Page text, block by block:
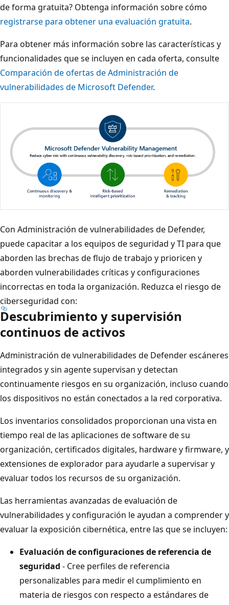
de forma gratuita? Obtenga información sobre cómo
registrarse para obtener una evaluación gratuita.
Para obtener más información sobre las características y
funcionalidades que se incluyen en cada oferta, consulte
Comparación de ofertas de Administración de
vulnerabilidades de Microsoft Defender.
Con Administración de vulnerabilidades de Defender,
puede capacitar a los equipos de seguridad y TI para que
aborden las brechas de flujo de trabajo y prioricen y
aborden vulnerabilidades críticas y configuraciones
incorrectas en toda la organización. Reduzca el riesgo de
ciberseguridad con:
Descubrimiento y supervisión
continuos de activos
Administración de vulnerabilidades de Defender escáneres
integrados y sin agente supervisan y detectan
continuamente riesgos en su organización, incluso cuando
los dispositivos no están conectados a la red corporativa.
Los inventarios consolidados proporcionan una vista en
tiempo real de las aplicaciones de software de su
organización, certificados digitales, hardware y firmware, y
extensiones de explorador para ayudarle a supervisar y
evaluar todos los recursos de su organización.
Las herramientas avanzadas de evaluación de
vulnerabilidades y configuración le ayudan a comprender y
evaluar la exposición cibernética, entre las que se incluyen:
Evaluación de configuraciones de referencia de
seguridad - Cree perfiles de referencia
personalizables para medir el cumplimiento en
materia de riesgos con respecto a estándares de